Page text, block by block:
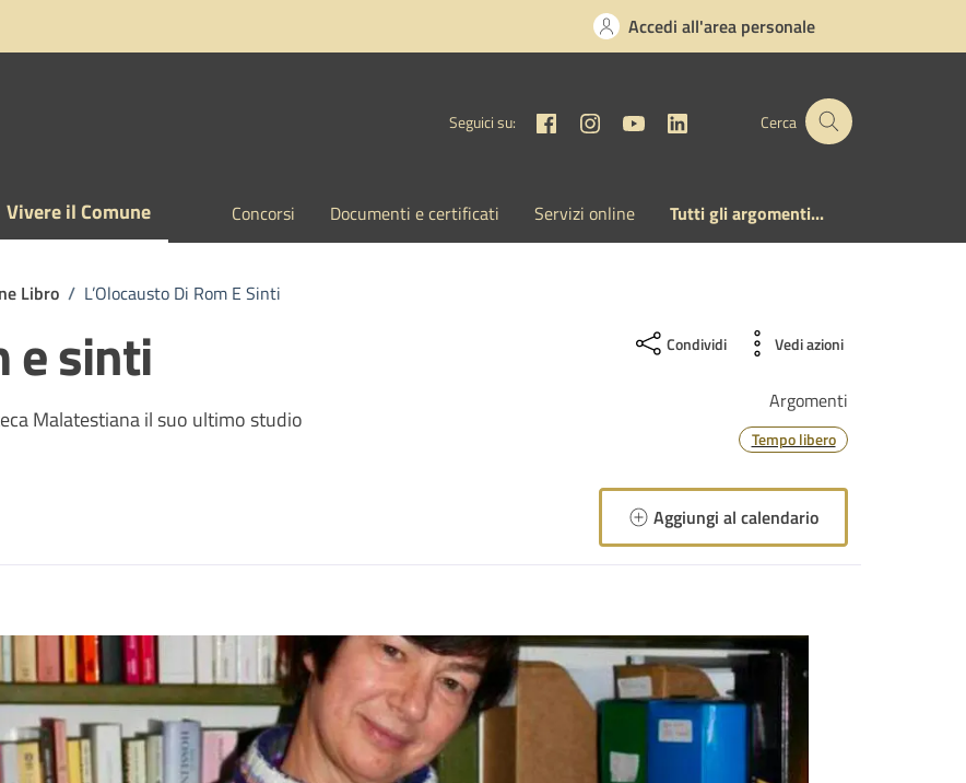
Accedi all'area personale
Seguici su: FacebookInstagram
YouTubeLinkedinCerca
Vivere il Comune Concorsi Documenti e certificati Servizi online Tutti gli argomenti...
Libro / L’Olocausto Di Rom E Sinti
e sinti
Malatestiana il suo ultimo studio
Condividi Vedi azioni
Argomenti
Tempo libero
Aggiungi al calendario